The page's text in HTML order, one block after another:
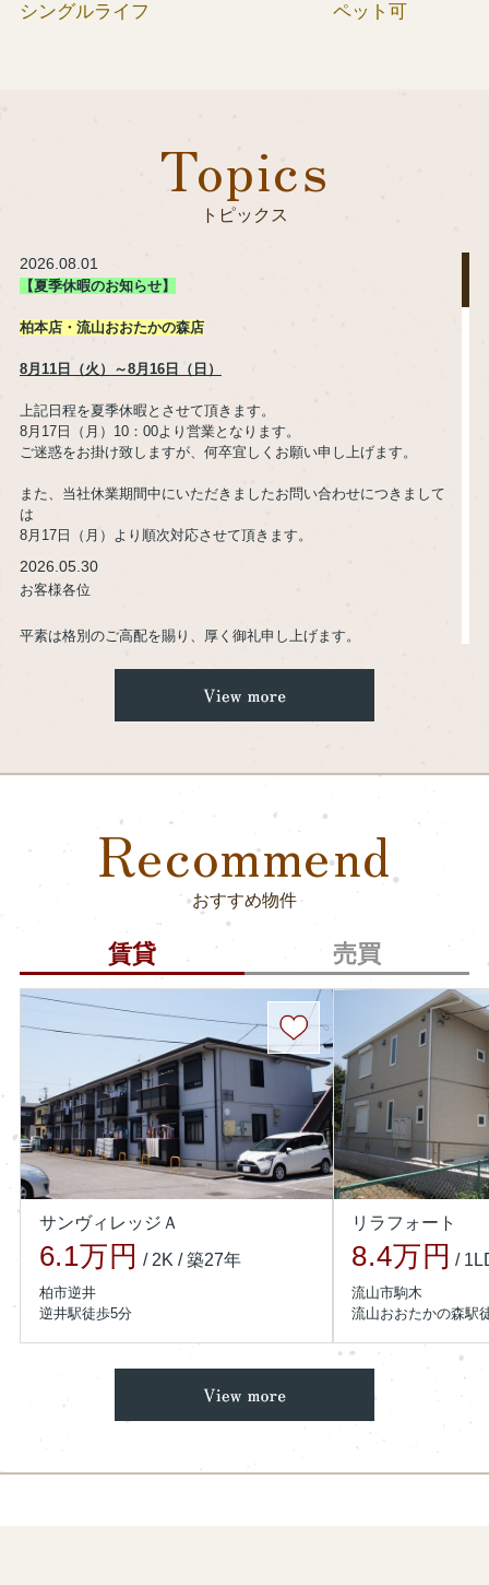
シングルライフ ペット可
Topics
トピックス
2026.08.01
【夏季休暇のお知らせ】
柏本店・ 流山おおたかの森店
8月11日（火）～8月16日（日）
上記日程を夏季休暇とさせて頂きます。
8月17日（月）10：00より営業となります。
ご迷惑をお掛け致しますが、何卒宜しくお願い申し上げます。
また、当社休業期間中にいただきましたお問い合わせにつきまして
は
8月17日（月）より順次対応させて頂きます。
2026.05.30
お客様各位
平素は格別のご高配を賜り、厚く御礼申し上げます。
（運営会社：株式会社いえらぶGROUP、以下「いえらぶ社」）にお
リースをご参照ください。
//www.ielove-group.jp/news/detail-1371
//www.ielove-group.jp/news/detail-1379
本件に関しまして、いえらぶ社からの報告により弊社のお客様
【流出した可能性のある情報の内容】
・氏名
・住所
・メールアドレス
・お探しのエリア等の希望条件
※クレジットカード情報、マイナンバー情報、金融情報は含まれて
おりません。
【今後の対応】
対象となるお客様へ、いえらぶ社と連携を取りいえらぶ社より順次
ご連絡をいたします。なお、連絡先不明等により個別のご連絡が困
難な場合には、やむをえず本公表をもってお知らせに代えさせてい
【お客様へのお願い】
本件に関連し、お客様の情報を悪用した不審な電話やメール（フィ
ッシング詐欺等）が発生する可能性がございます。
心当たりのない連絡先からの電話、メール、
には十分ご注意い
Recommend
おすすめ物件
賃貸 売買
サンヴィレッジＡ
6.1万円 / 2K / 築27年
柏市逆井
逆井駅徒歩5分
リラフォート
8.4万円 /
流山市駒木
流山おおたかの森駅